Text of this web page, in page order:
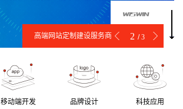
高端网站定制建设服务商 2 / 3
移动端开发 品牌设计 科技应用